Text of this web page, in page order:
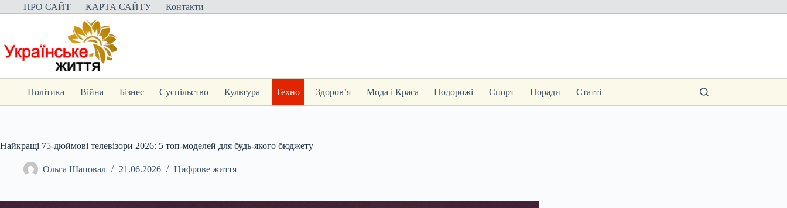
Перейти
до
ПРО САЙТ КАРТА САЙТУ Контакти
Політика Війна Бізнес Суспільство Культура Техно Здоров’я Мода і Краса Подорожі Спорт Поради Статті
Найкращі 75-дюймові телевізори 2026: 5 топ-моделей для будь-якого бюджету
Ольга Шаповал 21.06.2026 Цифрове життя